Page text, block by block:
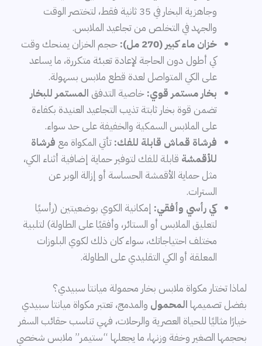
وجاهزية البخار في 35 ثانية فقط، لتختصر الوقت
والجهد في التخلص من تجاعيد الملابس.
خزان ماء كبير (270 مل):
حجم الخزان يمنحك وقت
كي أطول دون الحاجة لإعادة تعبئة متكررة، ما يساعد
على الكي المتواصل لعدة قطع ملابس بسهولة.
بخار مستمر قوي: خاصية التدفق المستمر للبخار
تضمن قوة بخار ثابتة تذيب التجاعيد العنيدة بكفاءة
على الملابس السمكية والخفيفة على حد سواء.
فرشاة قماش قابلة للفك: تأتي المكواة مع فرشاة
للأقمشة قابلة للفك لتوفير حماية إضافية أثناء الكي،
مثل حماية الأقمشة الحساسة أو إزالة الوبر عن
السترات.
كي رأسي وأفقي: إمكانية الكوي بوضعيتين (رأسيًا
لتعليق الملابس أو الستائر، وأفقيًا على الطاولة) لتلبية
مختلف احتياجاتك، سواء كان ذلك لكوي البلوزات
المعلقة أو الكي التقليدي على الطاولة.
لماذا تختار مكواة ملابس بخار محمولة ميانتا سبيدي؟
بفضل تصميمها المحمول والمدمج، تعتبر مكواة ميانتا سبيدي
خيارًا مثاليًا للحياة العصرية والرحلات، فهي تناسب حقائب السفر
بحجمها الصغير وخفة وزنها، ما يجعلها “ستيمر” ملابس شخصي